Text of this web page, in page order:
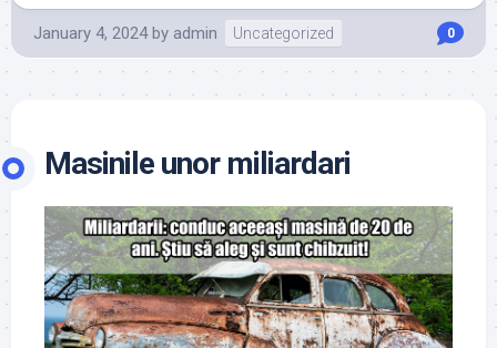
January 4, 2024 by admin Uncategorized 0
Masinile unor miliardari